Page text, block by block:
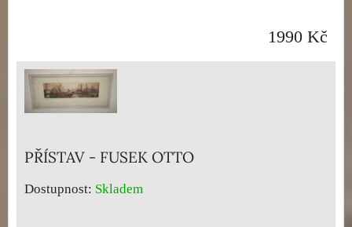
1990 Kč
PŘÍSTAV - FUSEK OTTO
Dostupnost: Skladem